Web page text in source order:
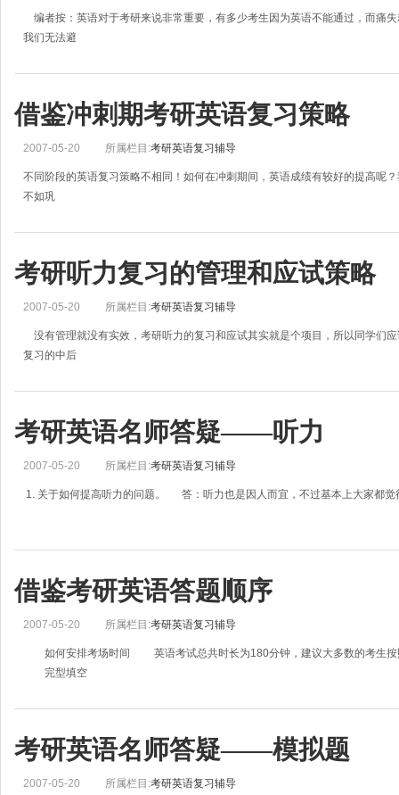
编者按：英语对于考研来说非常重要，有多少考生因为英语不能通过，而痛
我们无法避
借鉴冲刺期考研英语复习策略
2007-05-20 所属栏目:考研英语复习辅导
不同阶段的英语复习策略不相同！如何在冲刺期间，英语成绩有较好的提高
不如巩
考研听力复习的管理和应试策略
2007-05-20 所属栏目:考研英语复习辅导
没有管理就没有实效，考研听力的复习和应试其实就是个项目，所以同学们
复习的中后
考研英语名师答疑——听力
2007-05-20 所属栏目:考研英语复习辅导
1. 关于如何提高听力的问题。 答：听力也是因人而宜，不过基本上大家都觉
借鉴考研英语答题顺序
2007-05-20 所属栏目:考研英语复习辅导
如何安排考场时间 英语考试总共时长为180分钟，建议大多数的考生按
完型填空
考研英语名师答疑——模拟题
2007-05-20 所属栏目:考研英语复习辅导